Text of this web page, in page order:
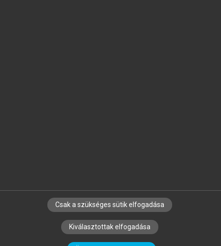
SZERZŐKNEK CÉGEKNEK KÖNYVTÁROSOKNAK
SZERKESZTÉSI ÉS LEKTORÁLÁSI ALAPELVEK
Csak a szükséges sütik elfogadása
Kiválasztottak elfogadása